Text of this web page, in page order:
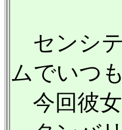
センシ
ムでいつ
今回彼